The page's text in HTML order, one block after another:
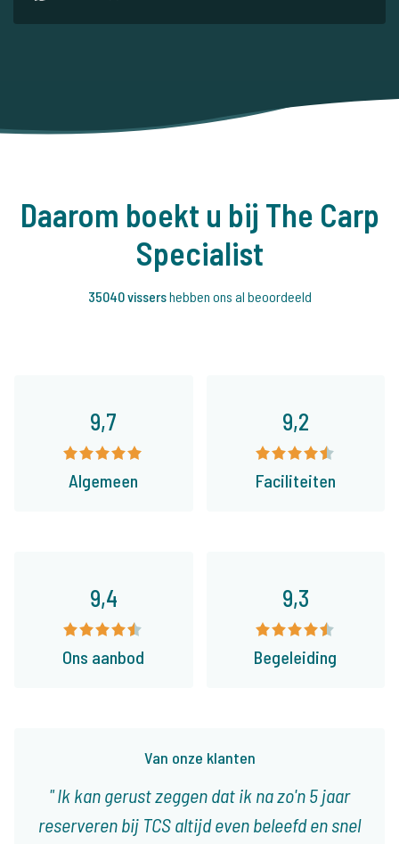
Daarom boekt u bij The Carp
Specialist
35040 vissershebben ons al beoordeeld
9,7
Algemeen
9,2
Faciliteiten
Van onze klanten
Ik kan gerust zeggen dat ik na zo'n 5 jaar
reserveren bij TCS altijd even beleefd en snel
9,4
Ons aanbod
9,3
Begeleiding